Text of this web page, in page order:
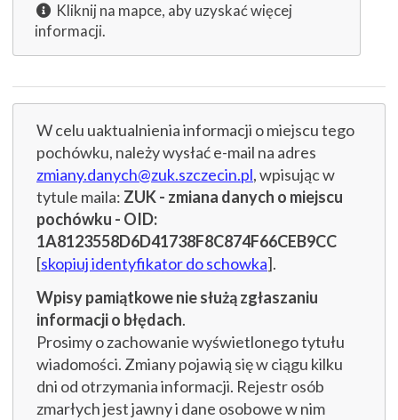
Kliknij na mapce, aby uzyskać więcej
informacji.
W celu uaktualnienia informacji o miejscu tego
pochówku, należy wysłać e-mail na adres
zmiany.danych@zuk.szczecin.pl, wpisując w
tytule maila: ZUK - zmiana danych o miejscu
pochówku - OID:
1A8123558D6D41738F8C874F66CEB9CC
[skopiuj identyfikator do schowka].
Wpisy pamiątkowe nie służą zgłaszaniu
informacji o błędach.
Prosimy o zachowanie wyświetlonego tytułu
wiadomości. Zmiany pojawią się w ciągu kilku
dni od otrzymania informacji. Rejestr osób
zmarłych jest jawny i dane osobowe w nim